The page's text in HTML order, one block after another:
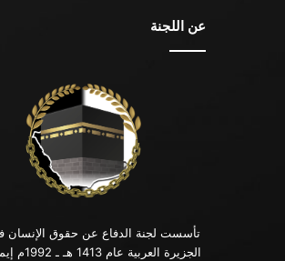
عن اللجنة
تأسست لجنة الدفاع عن حقوق الإنسان
الجزيرة العربية